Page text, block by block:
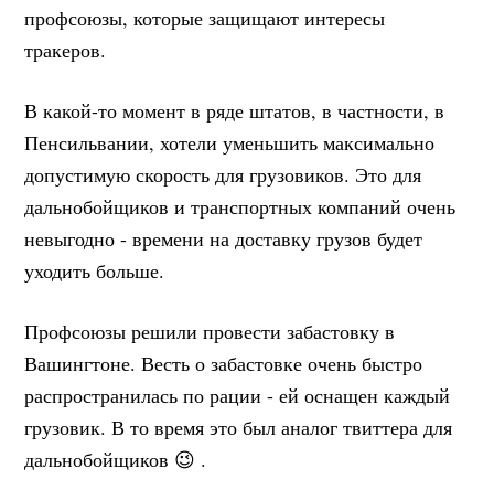
профсоюзы, которые защищают интересы
тракеров.
В какой-то момент в ряде штатов, в частности, в
Пенсильвании, хотели уменьшить максимально
допустимую скорость для грузовиков. Это для
дальнобойщиков и транспортных компаний очень
невыгодно - времени на доставку грузов будет
уходить больше.
Профсоюзы решили провести забастовку в
Вашингтоне. Весть о забастовке очень быстро
распространилась по рации - ей оснащен каждый
грузовик. В то время это был аналог твиттера для
дальнобойщиков 😉 .